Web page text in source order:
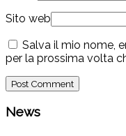
Sito web
Salva il mio nome,
per la prossima volta
News